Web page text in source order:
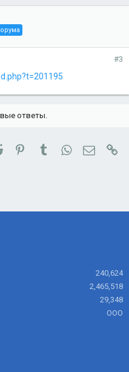
#3
ответы.
Reddit PinterestTumblrWhatsApp
240,624
2,465,518
29,348
ООО